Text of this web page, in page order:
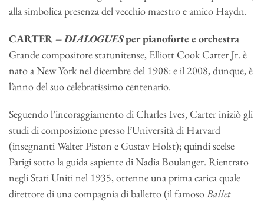
alla simbolica presenza del vecchio maestro e amico Haydn.
CARTER –DIALOGUESper pianoforte e orchestra
Grande compositore statunitense, Elliott Cook Carter Jr. è
nato a New York nel dicembre del 1908: e il 2008, dunque, è
l’anno del suo celebratissimo centenario.
Seguendo l’incoraggiamento di Charles Ives, Carter iniziò gli
studi di composizione presso l’Università di Harvard
(insegnanti Walter Piston e Gustav Holst); quindi scelse
Parigi sotto la guida sapiente di Nadia Boulanger. Rientrato
negli Stati Uniti nel 1935, ottenne una prima carica quale
direttore di una compagnia di balletto (il famosoBallet